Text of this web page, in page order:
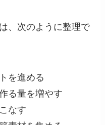
、次のように整理で
を進める
る量を増やす
なす